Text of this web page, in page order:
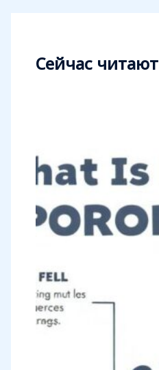
Сейчас читают